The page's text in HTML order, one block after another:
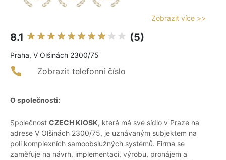
Zobrazit více >>
8.1 (5)
Praha, V Olšinách 2300/75
Zobrazit telefonní číslo
O společnosti:
Společnost CZECH KIOSK, která má své sídlo v Praze na
adrese V Olšinách 2300/75, je uznávaným subjektem na
poli komplexních samoobslužných systémů. Firma se
zaměřuje na návrh, implementaci, výrobu, pronájem a